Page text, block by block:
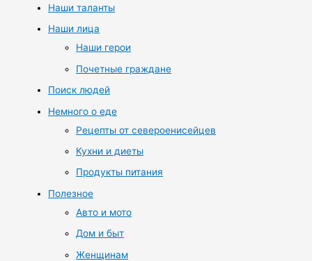
Наши таланты
Наши лица
Наши герои
Почетные граждане
Поиск людей
Немного о еде
Рецепты от североенисейцев
Кухни и диеты
Продукты питания
Полезное
Авто и мото
Дом и быт
Женщинам